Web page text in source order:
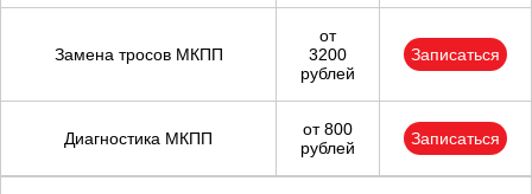
Замена тросов МКПП
от
3200
рублей
Записаться
Диагностика МКПП
от 800
рублей
Записаться